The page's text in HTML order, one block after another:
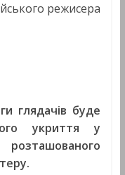
режисера
глядачів буде
укриття у